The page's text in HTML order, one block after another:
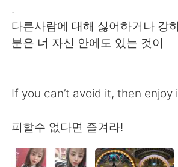
.
다른사람에 대해 싫어하거나 강
분은 너 자신 안에도 있는 것이
If you can’t avoid it, then enjoy
피할수 없다면 즐겨라!